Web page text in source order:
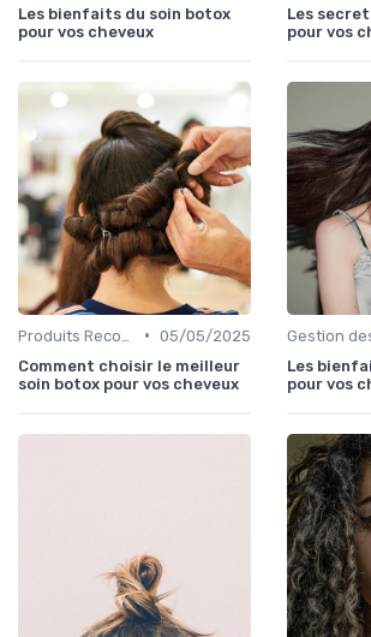
Les bienfaits du soin botox
pour vos cheveux
Les
pour vos
• 05/05/2025
Comment choisir le meilleur
soin botox pour vos cheveux
Les
pour vos